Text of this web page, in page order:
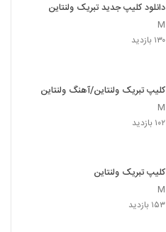
دانلود کلیپ جدید تبریک ولنتاین
M
۱۳۰ بازدید
کلیپ تبریک ولنتاین/آهنگ ولنتاین
M
۱۰۲ بازدید
کلیپ تبریک ولنتاین
M
۱۵۳ بازدید